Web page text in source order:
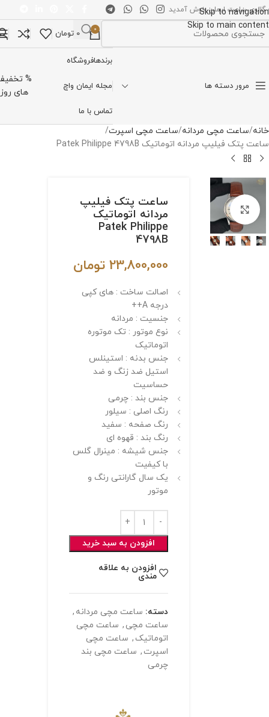
Skip to navigation
Skip to main content
گالری ساعت ایمان خوش آمدید
0
0 تومان
مرور دسته ها
برندهافروشگاه
مجله ایمان واچ
تماس با ما
%
های روز
خانه ساعت مچی مردانه ساعت مچی اسپرت
ساعت پتک فیلیپ مردانه اتوماتیک Patek Philippe 4798B
برای بزرگنمایی کلیک کنیدساعت پتک فیلیپ
مردانه اتوماتیک
Patek Philippe
4798B
23,800,000 تومان
اصالت ساخت : های کپی
درجه A++
جنسیت : مردانه
نوع موتور : تک موتوره
اتوماتیک
جنس بدنه : استینلس
استیل ضد زنگ و ضد
حساسیت
جنس بند : چرمی
رنگ اصلی : سیلور
رنگ صفحه : سفید
رنگ بند : قهوه ای
جنس شیشه : مینرال گلس
با کیفیت
یک سال گارانتی رنگ و
موتور
افزودن به سبد خرید
افزودن به علاقه
مندی
دسته: ساعت مچی مردانه ,
ساعت مچی , ساعت مچی
اتوماتیک , ساعت مچی
اسپرت , ساعت مچی بند
چرمی